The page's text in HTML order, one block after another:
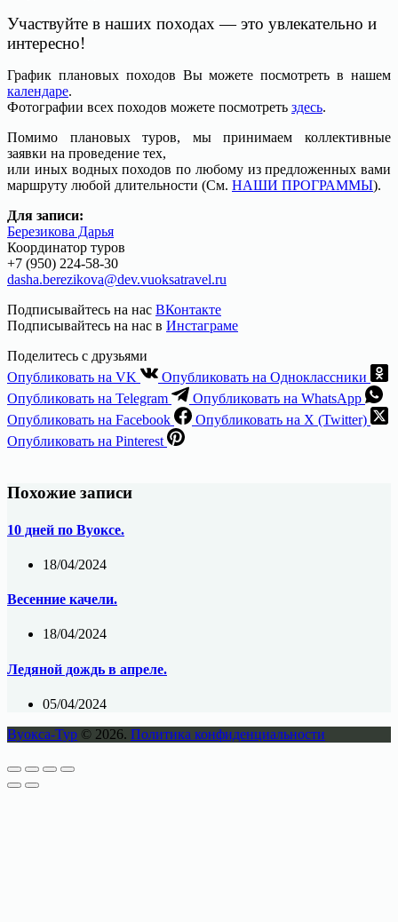
Участвуйте в наших походах — это увлекательно и
интересно!
График плановых походов Вы можете посмотреть в нашем
календаре.
Фотографии всех походов можете посмотреть здесь.
Помимо плановых туров, мы принимаем коллективные
заявки на проведение тех,
или иных водных походов по любому из предложенных вами
маршруту любой длительности (См. НАШИ ПРОГРАММЫ).
Для записи:
Березикова Дарья
Координатор туров
+7 (950) 224-58-30
dasha.berezikova@dev.vuoksatravel.ru
Подписывайтесь на нас ВКонтакте
Подписывайтесь на нас в Инстаграме
Поделитесь с друзьями
Опубликовать на VK
Опубликовать на Одноклассники
Опубликовать на Telegram
Опубликовать на WhatsApp
Опубликовать на Facebook
Опубликовать на X (Twitter)
Опубликовать на Pinterest
Похожие записи
10 дней по Вуоксе.
18/04/2024
Весенние качели.
18/04/2024
Ледяной дождь в апреле.
05/04/2024
Вуокса-Тур © 2026. Политика конфиденциальности